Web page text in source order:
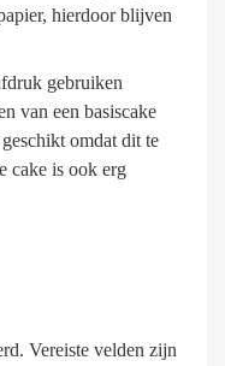
hierdoor blijven
gebruiken
van een basiscake
omdat dit te
cake is ook erg
Vereiste velden zijn